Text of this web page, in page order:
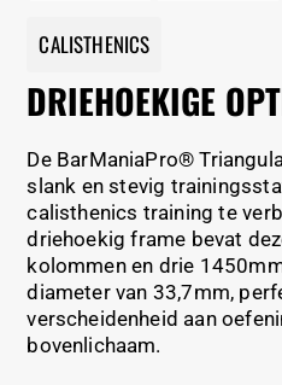
CALISTHENICS
DRIEHOEKIGE
De BarManiaPro®
slank en stevig
calisthenics training te
driehoekig frame bevat
kolommen en drie
diameter van 33,7mm,
verscheidenheid aan
bovenlichaam.